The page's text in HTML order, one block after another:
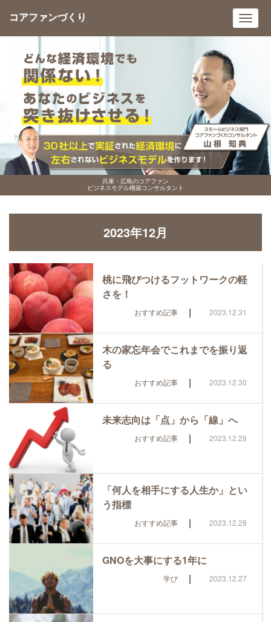
兵庫・広島のコアファン
ビジネスモデル構築コンサルタント
コアファンづくり
2023年12月
桃に飛びつけるフットワークの軽
さを！
おすすめ記事 | 2023.12.31
木の家忘年会でこれまでを振り返
る
おすすめ記事 | 2023.12.30
未来志向は「点」から「線」へ
おすすめ記事 | 2023.12.29
「何人を相手にする人生か」とい
う指標
おすすめ記事 | 2023.12.28
GNOを大事にする1年に
学び | 2023.12.27